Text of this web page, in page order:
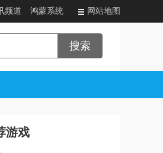
频道 鸿蒙系统 网站地图
游戏